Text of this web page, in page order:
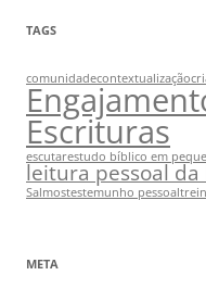
TAGS
comunidadecontextualização
Escrituras
escutarestudo bíblico em
leitura pessoal da
Salmostestemunho pessoal
META